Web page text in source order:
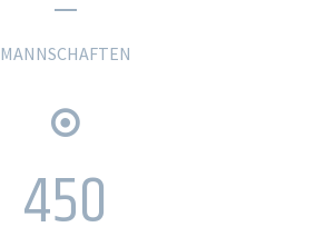
MANNSCHAFTEN
450